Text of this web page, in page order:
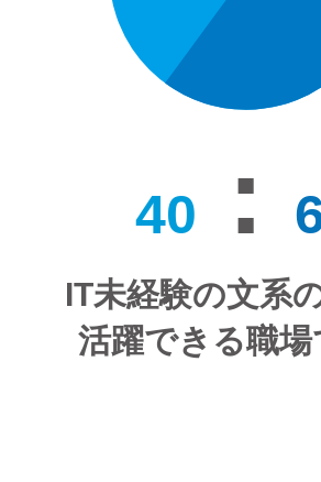
40 :
IT未経験の文系
活躍できる職場